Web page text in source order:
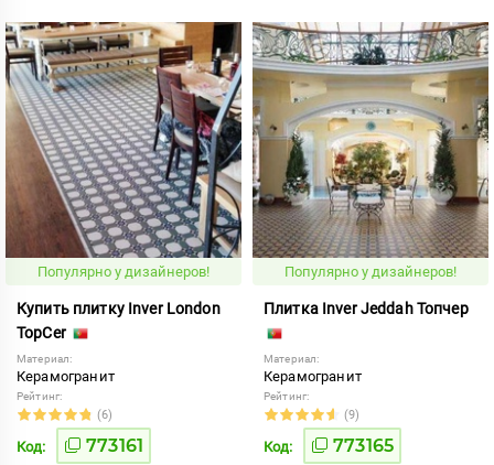
Популярно у дизайнеров!
Купить плитку Inver London
TopCer
Материал:
Керамогранит
Рейтинг:
(6)
Код: 773161
Популярно у дизайнеров!
Плитка Inver Jeddah Топчер
Материал:
Керамогранит
Рейтинг:
(9)
Код: 773165